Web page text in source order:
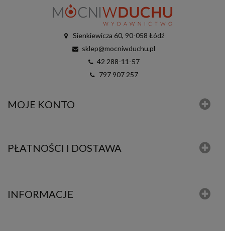
Sienkiewicza 60, 90-058 Łódź
sklep@mocniwduchu.pl
42 288-11-57
797 907 257
MOJE KONTO
PŁATNOŚCI I DOSTAWA
INFORMACJE